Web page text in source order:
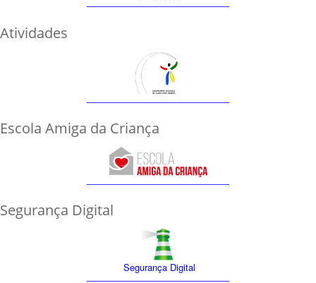
Atividades
Escola Amiga da Criança
Segurança Digital
Segurança Digital